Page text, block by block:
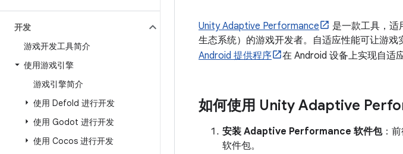
开发
游戏开发工具简介
使用游戏引擎
游戏引擎简介
使用 Defold 进行开发
使用 Godot 进行开发
使用 Cocos 进行开发
Unity Adaptive Performance
是一款工具，适
生态系统）的游戏开发者。自适应性能可让游戏
Android 提供程序
在 Android 设备上实现自适
如何使用 Unity Adaptive
安装 Adaptive Performance 软件包：
软件包。